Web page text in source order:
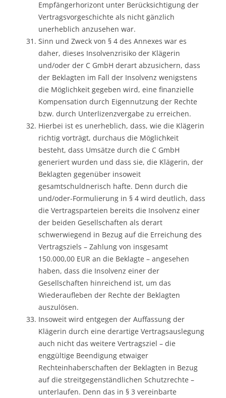
Empfängerhorizont unter Berücksichtigung der
Vertragsvorgeschichte als nicht gänzlich
unerheblich anzusehen war.
Sinn und Zweck von § 4 des Annexes war es
daher, dieses Insolvenzrisiko der Klägerin
und/oder der C GmbH derart abzusichern, dass
der Beklagten im Fall der Insolvenz wenigstens
die Möglichkeit gegeben wird, eine finanzielle
Kompensation durch Eigennutzung der Rechte
bzw. durch Unterlizenzvergabe zu erreichen.
Hierbei ist es unerheblich, dass, wie die Klägerin
richtig vorträgt, durchaus die Möglichkeit
besteht, dass Umsätze durch die C GmbH
generiert wurden und dass sie, die Klägerin, der
Beklagten gegenüber insoweit
gesamtschuldnerisch hafte. Denn durch die
und/oder-Formulierung in § 4 wird deutlich, dass
die Vertragsparteien bereits die Insolvenz einer
der beiden Gesellschaften als derart
schwerwiegend in Bezug auf die Erreichung des
Vertragsziels – Zahlung von insgesamt
150.000,00 EUR an die Beklagte – angesehen
haben, dass die Insolvenz einer der
Gesellschaften hinreichend ist, um das
Wiederaufleben der Rechte der Beklagten
auszulösen.
Insoweit wird entgegen der Auffassung der
Klägerin durch eine derartige Vertragsauslegung
auch nicht das weitere Vertragsziel – die
enggültige Beendigung etwaiger
Rechteinhaberschaften der Beklagten in Bezug
auf die streitgegenständlichen Schutzrechte –
unterlaufen. Denn das in § 3 vereinbarte